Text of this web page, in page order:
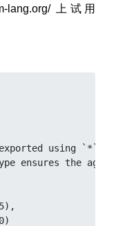
lang.org/ 上试用
using `*`.
ensures the age